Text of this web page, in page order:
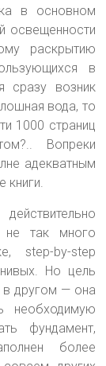
в основном
освещенности
раскрытию
в
сразу возник
вода, то
1000 страниц
Вопреки
адекватным
книги.
не так много
step-by-step
Но цель
в другом — она
необходимую
фундамент,
более